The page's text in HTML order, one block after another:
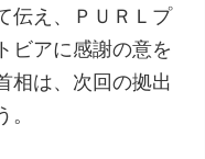
伝え、ＰＵＲＬプ
ビアに感謝の意を
相は、次回の拠出